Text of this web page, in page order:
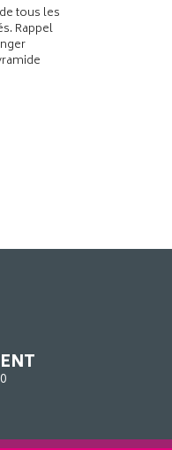
tous les
Rappel